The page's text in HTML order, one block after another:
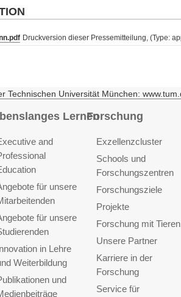
Druckversion dieser Pressemitteilung, (Type:
Technischen Universität München:
Lernen
and
für unsere
für unsere
in Lehre
Weiterbildung
und
Forschung
Exzellenzcluster
Schools und
Forschungszentren
Forschungsziele
Projekte
Forschung mit Tieren
Unsere Partner
Karriere in der
Forschung
Service für